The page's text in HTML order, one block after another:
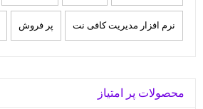
نرم افزار مدیریت کافی نت پر فروش
محصولات پر امتیاز